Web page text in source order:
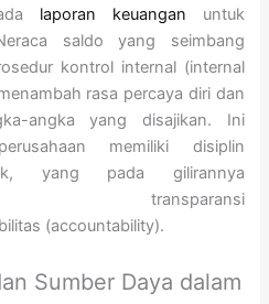
laporan keuangan untuk
saldo yang seimbang
kontrol internal (internal
rasa percaya diri dan
angka yang disajikan. Ini
memiliki disiplin
yang pada gilirannya
transparansi
(accountability).
Sumber Daya dalam